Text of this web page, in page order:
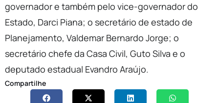
governador e também pelo vice-governador do
Estado, Darci Piana; o secretário de estado de
Planejamento, Valdemar Bernardo Jorge; o
secretário chefe da Casa Civil, Guto Silva e o
deputado estadual Evandro Araújo.
Compartilhe